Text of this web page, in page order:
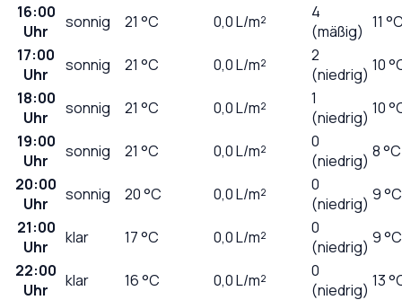
16:00
Uhr
sonnig 21 °C 0,0L/m²
4
(mäßig) 11
17:00
Uhr
sonnig 21 °C 0,0L/m²
2
(niedrig) 10
18:00
Uhr
sonnig 21 °C 0,0L/m²
1
(niedrig) 10
19:00
Uhr
sonnig 21 °C 0,0L/m²
0
(niedrig) 8 °C
20:00
Uhr
sonnig 20°C 0,0L/m²
0
(niedrig) 9 °C
21:00
Uhr
klar 17°C 0,0L/m²
0
(niedrig) 9 °C
22:00
Uhr
klar 16°C 0,0L/m²
0
(niedrig) 13